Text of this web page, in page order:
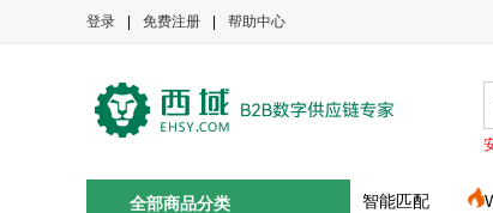
登录 免费注册 帮助中心
全部商品分类 智能匹配